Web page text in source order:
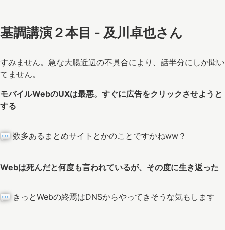
基調講演２本目 - 及川卓也さん
すみません。急な大腸近辺の不具合により、話半分にしか聞い
てません。
モバイルWebのUXは最悪。すぐに広告をクリックさせようと
する
数多あるまとめサイトとかのことですかねww？
Webは死んだと何度も言われているが、その度に生き返った
きっとWebの終焉はDNSからやってきそうな気もします